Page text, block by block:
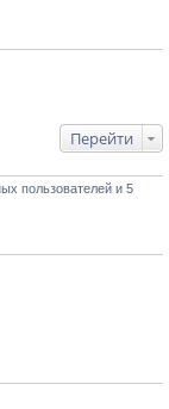
Перейти
пользователей и 5